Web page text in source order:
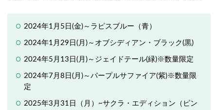
2024年1月5日(金)～ラピスブルー（青）
2024年1月29日(月)～オブシディアン・ブラック(黒)
2024年5月13日(月)～ジェイドテール(緑)※数量限定
2024年7月8日(月)～パープルサファイア(紫)※数量限
定
2025年3月31日（月）~サクラ・エディション（ピン